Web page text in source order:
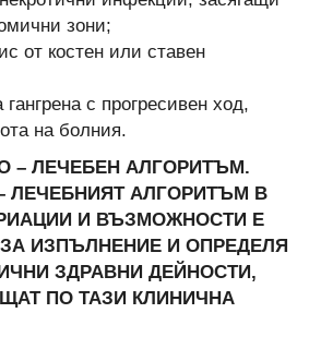
зони;
от костен или ставен
с прогресивен ход,
на болния.
– ЛЕЧЕБЕН АЛГОРИТЪМ.
ЛЕЧЕБНИЯТ АЛГОРИТЪМ В
И ВЪЗМОЖНОСТИ Е
ИЗПЪЛНЕНИЕ И ОПРЕДЕЛЯ
ЗДРАВНИ ДЕЙНОСТИ,
ПО ТАЗИ КЛИНИЧНА